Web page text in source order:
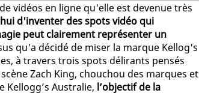
vidéos en ligne qu'elle est devenue très
d'inventer des spots vidéo qui
peut clairement représenter un
qu'a décidé de miser la marque Kellog's
à travers trois spots délirants pensés
Zach King, chouchou des marques et
Kellogg’s Australie, l’objectif de la